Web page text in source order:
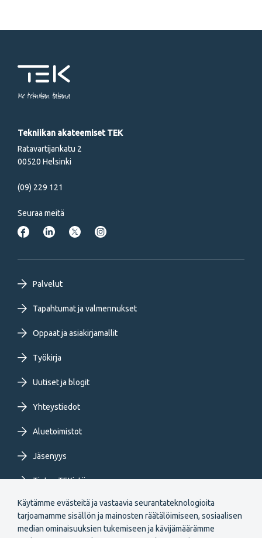
Käytämme evästeitä ja vastaavia seurantateknologioita
tarjoamamme sisällön ja mainosten räätälöimiseen, sosiaalisen
median ominaisuuksien tukemiseen ja kävijämäärämme
Me tekniikan takana
Tekniikan akateemiset TEK
Ratavartijankatu 2
00520 Helsinki
(09) 229 121
Seuraa meitä
Footer
primary
menu
FI
Palvelut
Tapahtumat ja valmennukset
Oppaat ja asiakirjamallit
Työkirja
Uutiset ja blogit
Yhteystiedot
Aluetoimistot
Jäsenyys
Tietoa TEKistä
Extranet